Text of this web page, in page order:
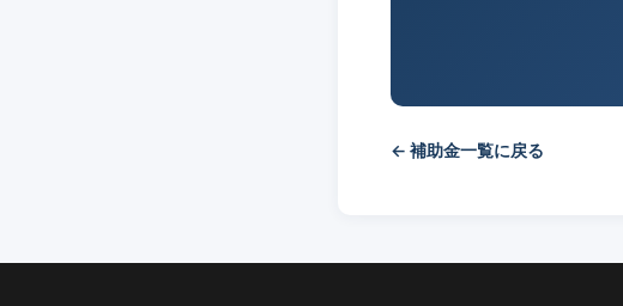
← 補助金一覧に戻る